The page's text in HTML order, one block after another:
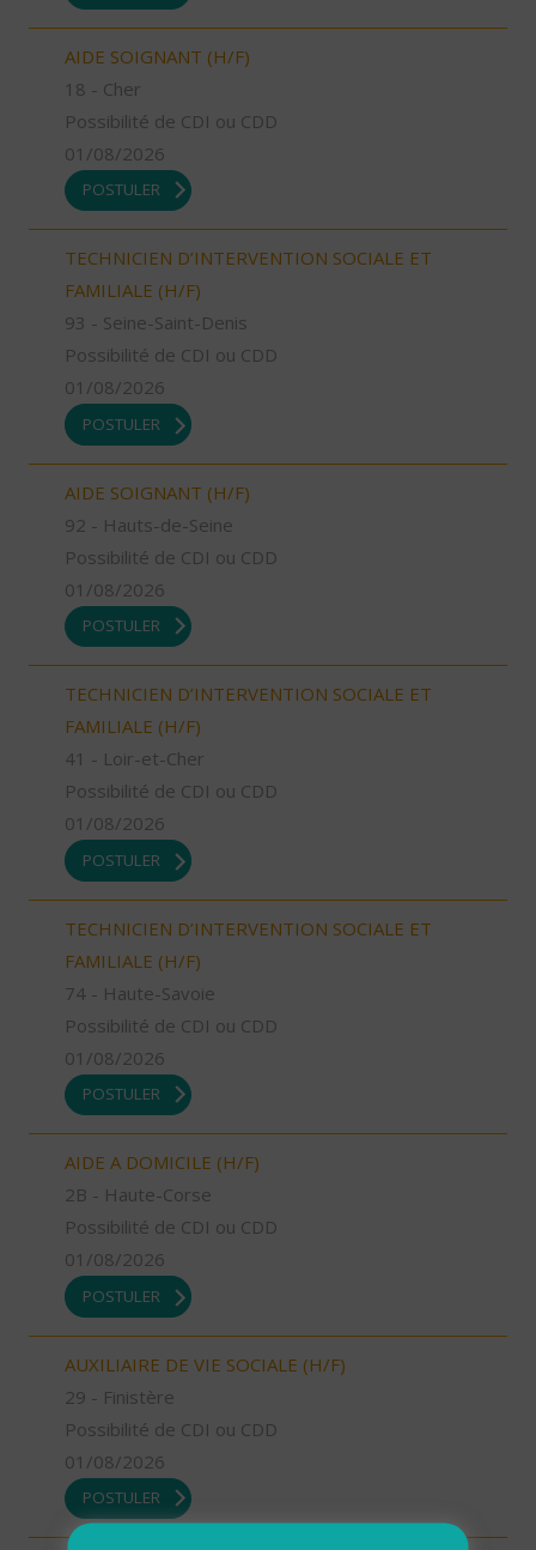
AIDE SOIGNANT (H/F)
18 - Cher
Possibilité de CDI ou CDD
01/08/2026
POSTULER
TECHNICIEN D’INTERVENTION SOCIALE ET
FAMILIALE (H/F)
93 - Seine-Saint-Denis
Possibilité de CDI ou CDD
01/08/2026
POSTULER
AIDE SOIGNANT (H/F)
92 - Hauts-de-Seine
Possibilité de CDI ou CDD
01/08/2026
POSTULER
TECHNICIEN D’INTERVENTION SOCIALE ET
FAMILIALE (H/F)
41 - Loir-et-Cher
Possibilité de CDI ou CDD
01/08/2026
POSTULER
TECHNICIEN D’INTERVENTION SOCIALE ET
FAMILIALE (H/F)
74 - Haute-Savoie
Possibilité de CDI ou CDD
01/08/2026
POSTULER
AIDE A DOMICILE (H/F)
2B - Haute-Corse
Possibilité de CDI ou CDD
01/08/2026
POSTULER
AUXILIAIRE DE VIE SOCIALE (H/F)
29 - Finistère
Possibilité de CDI ou CDD
01/08/2026
POSTULER